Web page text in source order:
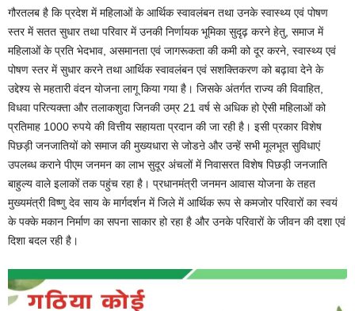
गौरतलब है कि प्रदेश में महिलाओं के आर्थिक स्वावलंबन तथा उनके स्वास्थ्य एवं पोषण
स्तर में सतत सुधार तथा परिवार में उनकी निर्णायक भूमिका सुदृढ़ करने हेतु, समाज में
महिलाओं के प्रति भेदभाव, असमानता एवं जागरूकता की कमी को दूर करने, स्वास्थ्य एवं
पोषण स्तर में सुधार करने तथा आर्थिक स्वावलंबन एवं सशक्तिकरण को बढ़ावा देने के
उद्देश्य से महतारी वंदन योजना लागू किया गया है। जिसके अंतर्गत राज्य की विवाहित,
विधवा परित्यक्ता और तलाकशुदा जिनकी उम्र 21 वर्ष से अधिक हो ऐसी महिलाओं को
प्रतिमाह 1000 रुपये की वित्तीय सहायता प्रदान की जा रही है। इसी प्रकार विशेष
पिछड़ी जनजातियों को समाज की मुख्यधारा से जोडऩे और उन्हें सभी मूलभूत सुविधाएं
उपलब्ध कराने पीएम जनमन का लाभ सुदूर अंचलों में निवासरत विशेष पिछड़ी जनजाति
बाहुल्य वाले इलाकों तक पहुंच रहा है। प्रधानमंत्री जनमन आवास योजना के तहत
मुख्यमंत्री विष्णु देव साय के मार्गदर्शन में जिले में आर्थिक रूप से कमजोर परिवारों का स्वयं
के पक्के मकान निर्माण का सपना साकार हो रहा है और उनके परिवारों के जीवन की दशा एवं
दिशा बदल रही है।